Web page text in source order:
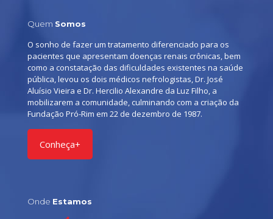
Quem Somos
O sonho de fazer um tratamento diferenciado para os
pacientes que apresentam doenças renais crônicas, bem
como a constatação das dificuldades existentes na saúde
pública, levou os dois médicos nefrologistas, Dr. José
Aluísio Vieira e Dr. Hercilio Alexandre da Luz Filho, a
mobilizarem a comunidade, culminando com a criação da
Fundação Pró-Rim em 22 de dezembro de 1987.
Conheça+
Onde Estamos